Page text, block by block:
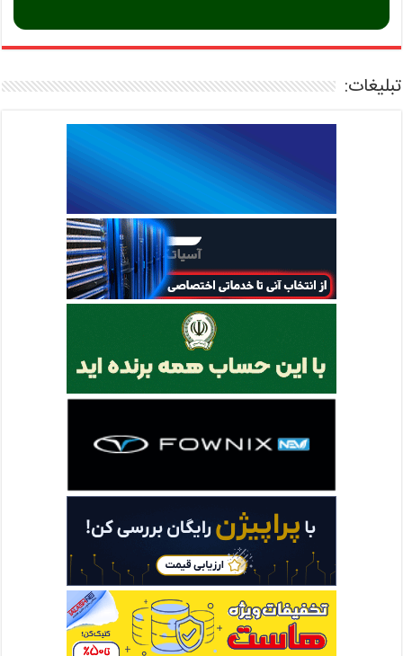
تبلیغات: